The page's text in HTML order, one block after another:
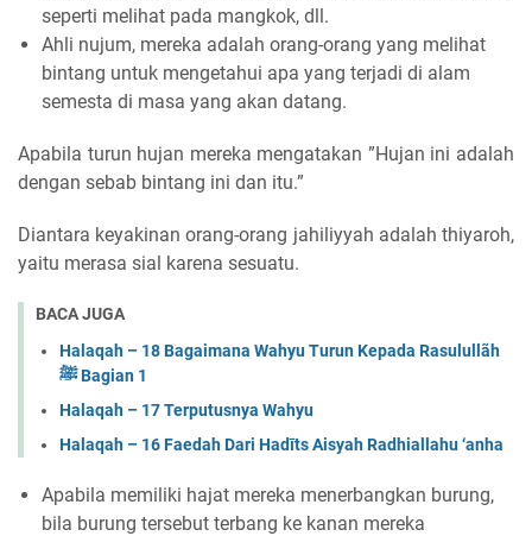
seperti melihat pada mangkok, dll.
Ahli nujum, mereka adalah orang-orang yang melihat
bintang untuk mengetahui apa yang terjadi di alam
semesta di masa yang akan datang.
Apabila turun hujan mereka mengatakan ”Hujan ini adalah
dengan sebab bintang ini dan itu.”
Diantara keyakinan orang-orang jahiliyyah adalah thiyaroh,
yaitu merasa sial karena sesuatu.
BACA JUGA
Halaqah – 18 Bagaimana Wahyu Turun Kepada Rasulullãh
ﷺ Bagian 1
Halaqah – 17 Terputusnya Wahyu
Halaqah – 16 Faedah Dari Hadīts Aisyah Radhiallahu ‘anha
Apabila memiliki hajat mereka menerbangkan burung,
bila burung tersebut terbang ke kanan mereka